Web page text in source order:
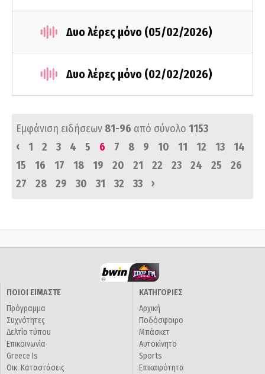
Δυο λέρες μόνο (05/02/2026)
Δυο λέρες μόνο (02/02/2026)
Εμφάνιση ειδήσεων 81-96 από σύνολο 1153
‹
1 2 3 4 5 6 7 8 9 10 11 12 13
14
15
16 17 18 19 20 21 22 23 24 25
26
27
28 29 30 31 32 33 ›
ΠΟΙΟΙ ΕΙΜΑΣΤΕ
Πρόγραμμα
Συχνότητες
Δελτία τύπου
Επικοινωνία
Greece Is
Οικ. Καταστάσεις
ΚΑΤΗΓΟΡΙΕΣ
Αρχική
Ποδόσφαιρο
Μπάσκετ
Αυτοκίνητο
Sports
Επικαιρότητα